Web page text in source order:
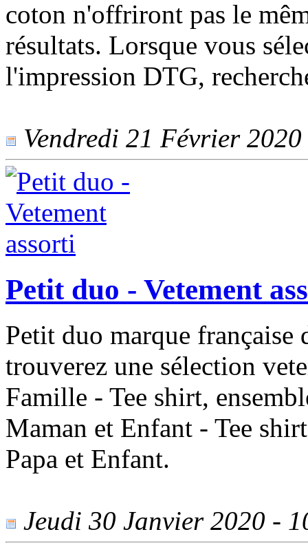
coton n'offriront pas le
résultats. Lorsque vous
l'impression DTG,
Vendredi 21 Février
Petit duo - Vetement
Petit duo marque française
trouverez une sélection
Famille - Tee shirt,
Maman et Enfant - Tee
Papa et Enfant.
Jeudi 30 Janvier 2020 -